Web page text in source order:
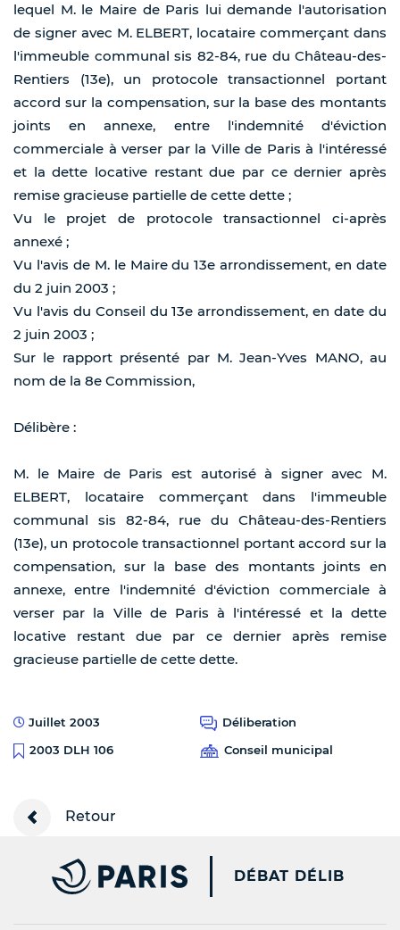
lequel M. le Maire de Paris lui demande l'autorisation
de signer avec M. ELBERT, locataire commerçant dans
l'immeuble communal sis 82-84, rue du Château-des-
Rentiers (13e), un protocole transactionnel portant
accord sur la compensation, sur la base des montants
joints en annexe, entre l'indemnité d'éviction
commerciale à verser par la Ville de Paris à l'intéressé
et la dette locative restant due par ce dernier après
remise gracieuse partielle de cette dette ;
Vu le projet de protocole transactionnel ci-après
annexé ;
Vu l'avis de M. le Maire du 13e arrondissement, en date
du 2 juin 2003 ;
Vu l'avis du Conseil du 13e arrondissement, en date du
2 juin 2003 ;
Sur le rapport présenté par M. Jean-Yves MANO, au
nom de la 8e Commission,
Délibère :
M. le Maire de Paris est autorisé à signer avec M.
ELBERT, locataire commerçant dans l'immeuble
communal sis 82-84, rue du Château-des-Rentiers
(13e), un protocole transactionnel portant accord sur la
compensation, sur la base des montants joints en
annexe, entre l'indemnité d'éviction commerciale à
verser par la Ville de Paris à l'intéressé et la dette
locative restant due par ce dernier après remise
gracieuse partielle de cette dette.
Juillet 2003
Déliberation
2003 DLH 106
Conseil municipal
Retour
PARIS.FR [NEW
DÉBAT DÉLIB